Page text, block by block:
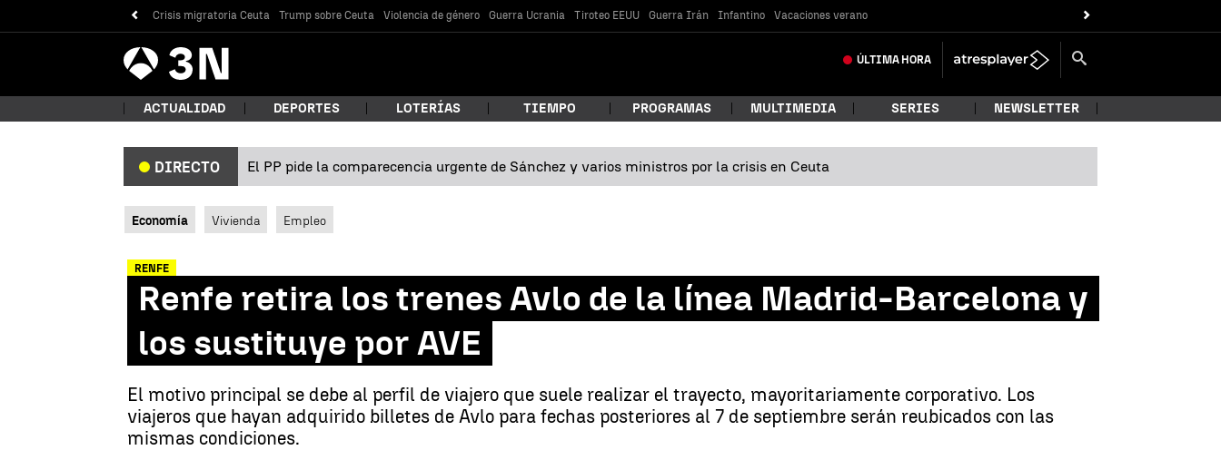
Crisis migratoria Ceuta Trump sobre Ceuta Violencia de género Guerra Ucrania Tiroteo EEUU Guerra Irán Infantino Vacaciones verano
Antena
3 Noticias ÚLTIMA HORA
ACTUALIDAD DEPORTES LOTERÍAS TIEMPO PROGRAMAS MULTIMEDIA SERIES NEWSLETTER
DIRECTO El PP pide la comparecencia urgente de Sánchez y varios ministros por la crisis en Ceuta
Economía Vivienda Empleo
RENFE
Renfe retira los trenes Avlo de la línea Madrid-Barcelona y
los sustituye por AVE
El motivo principal se debe al perfil de viajero que suele realizar el trayecto, mayoritariamente corporativo. Los
viajeros que hayan adquirido billetes de Avlo para fechas posteriores al 7 de septiembre serán reubicados con las
mismas condiciones.